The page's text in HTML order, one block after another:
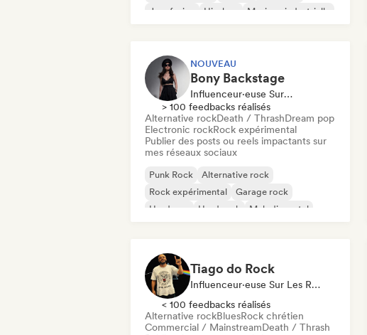
Jazz fusion
Hip-hop Musique industrielle
NOUVEAU
Bony Backstage
Influenceur·euse Sur Les Réseaux Sociaux
> 100 feedbacks réalisés
Alternative rockDeath / ThrashDream pop
Electronic rockRock expérimental
Publier des posts ou reels impactants sur
mes réseaux sociaux
Punk Rock
Alternative rock
Rock expérimental
Garage rock
Hardcore
Hard rock
Melodic metal
Tiago do Rock
Influenceur·euse Sur Les Réseaux Sociaux
< 100 feedbacks réalisés
Alternative rockBluesRock chrétien
Commercial / MainstreamDeath / Thrash